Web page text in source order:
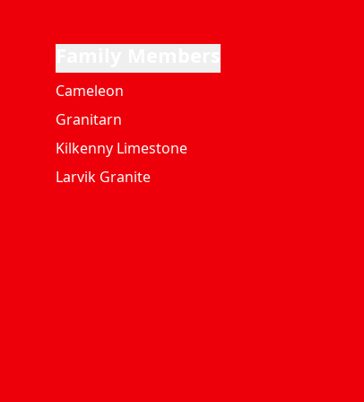
Cameleon
Granitarn
Kilkenny Limestone
Larvik Granite